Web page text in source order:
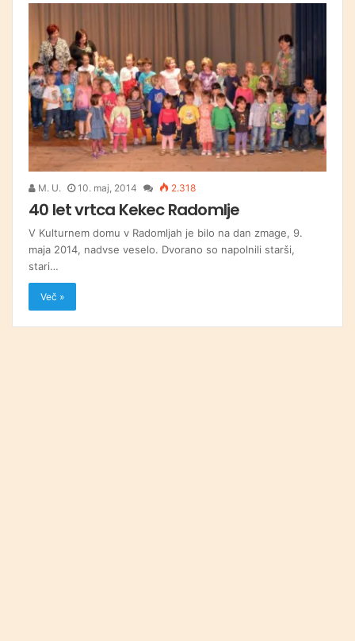
M. U. 10. maj, 2014 2.318
40 let vrtca Kekec Radomlje
V Kulturnem domu v Radomljah je bilo na dan zmage, 9.
maja 2014, nadvse veselo. Dvorano so napolnili starši,
stari…
Več »